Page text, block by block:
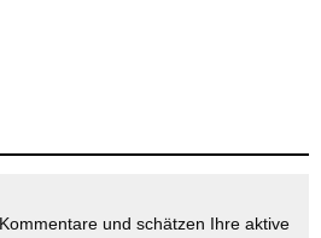
und schätzen Ihre aktive